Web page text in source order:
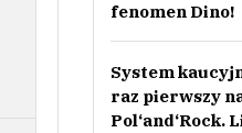
fenomen Dino!
System
raz pierwszy
Pol‘and‘Rock.